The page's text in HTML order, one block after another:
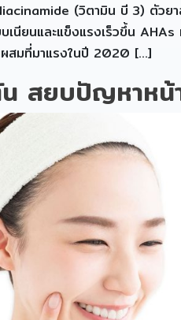
(วิตามิน บี 3) ตัวย
เนียนและแข็งแรงเร็วขึ้น
สมที่มาแรงในปี 2020 […]
สยบปัญหาหน้